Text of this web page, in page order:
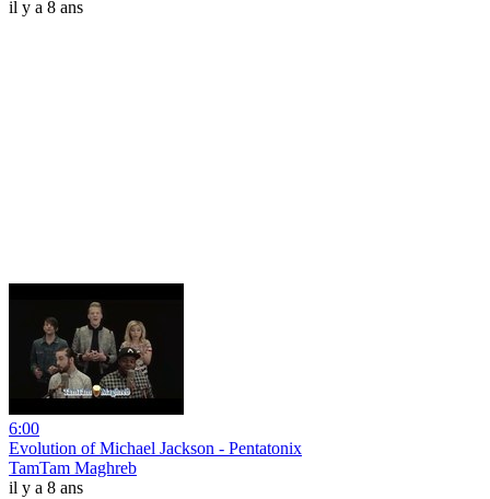
il y a 8 ans
6:00
Evolution of Michael Jackson - Pentatonix
TamTam Maghreb
il y a 8 ans